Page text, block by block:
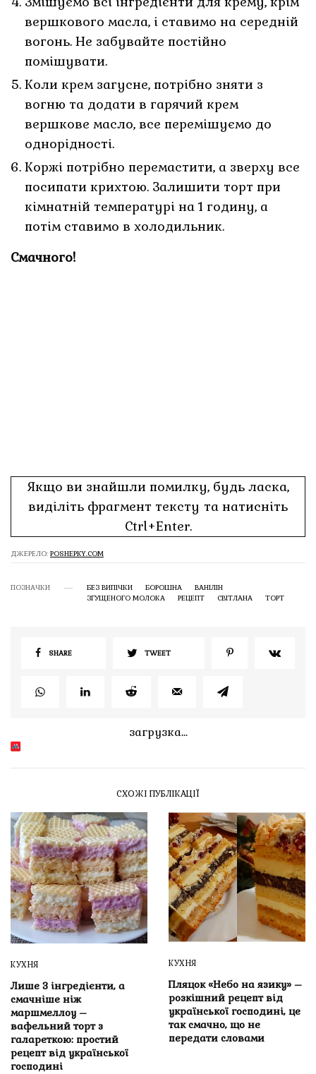
вершкового масла, і ставимо на середній
вогонь. Не забувайте постійно
помішувати.
Коли крем загусне, потрібно зняти з
вогню та додати в гарячий крем
вершкове масло, все перемішуємо до
однорідності.
Коржі потрібно перемастити, а зверху все
посипати крихтою. Залишити торт при
кімнатній температурі на 1 годину, а
потім ставимо в холодильник.
Смачного!
Якщо ви знайшли помилку, будь ласка,
виділіть фрагмент тексту та натисніть
Ctrl+Enter.
ДЖЕРЕЛО: POSHEPKY.COM
ПОЗНАЧКИ БЕЗ ВИПІЧКИ БОРОШНА
ВАНІЛІН
ЗГУЩЕНОГО МОЛОКА
РЕЦЕПТ СВІТЛАНА ТОРТ
SHARE TWEET
загрузка...
СХОЖІ ПУБЛІКАЦІЇ
КУХНЯ
Лише 3 інгредієнти, а
смачніше ніж
маршмеллоу –
вафельний торт з
галареткою: простий
рецепт від української
господині
КУХНЯ
Пляцок «Небо на язику» –
розкішний рецепт від
української господині, це
так смачно, що не
передати словами